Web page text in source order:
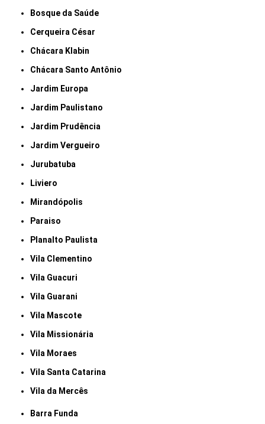
Bosque da Saúde
Cerqueira César
Chácara Klabin
Chácara Santo Antônio
Jardim Europa
Jardim Paulistano
Jardim Prudência
Jardim Vergueiro
Jurubatuba
Liviero
Mirandópolis
Paraiso
Planalto Paulista
Vila Clementino
Vila Guacuri
Vila Guarani
Vila Mascote
Vila Missionária
Vila Moraes
Vila Santa Catarina
Vila da Mercês
Barra Funda